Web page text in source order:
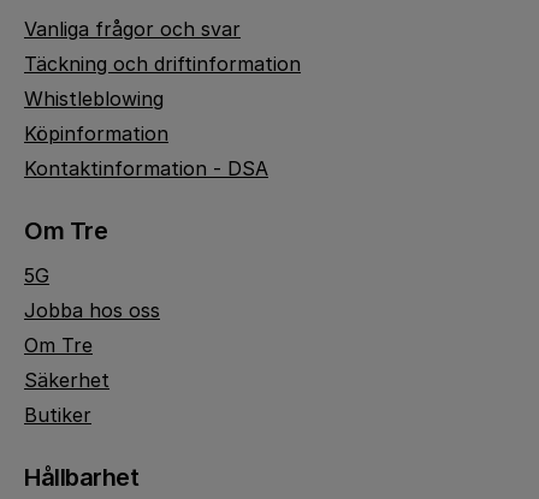
Vanliga frågor och svar
Täckning och driftinformation
Whistleblowing
Köpinformation
Kontaktinformation - DSA
Om Tre
5G
Jobba hos oss
Om Tre
Säkerhet
Butiker
Hållbarhet